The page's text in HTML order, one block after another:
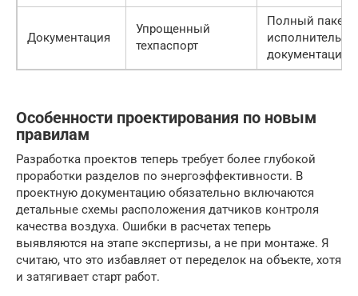
Документация
Упрощенный
техпаспорт
Полный пакет
документации
Особенности проектирования по новым
правилам
Разработка проектов теперь требует более глубокой
проработки разделов по энергоэффективности. В
проектную документацию обязательно включаются
детальные схемы расположения датчиков контроля
качества воздуха. Ошибки в расчетах теперь
выявляются на этапе экспертизы, а не при монтаже. Я
считаю, что это избавляет от переделок на объекте, хотя
и затягивает старт работ.